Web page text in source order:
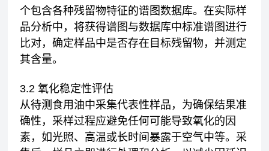
个包含各种残留物特征的谱图数据库。在实际样
品分析中，将获得谱图与数据库中标准谱图进行
比对，确定样品中是否存在目标残留物，并测定
其含量。
3.2 氧化稳定性评估
从待测食用油中采集代表性样品，为确保结果准
确性，采样过程应避免任何可能导致氧化的因
素，如光照、高温或长时间暴露于空气中等。采